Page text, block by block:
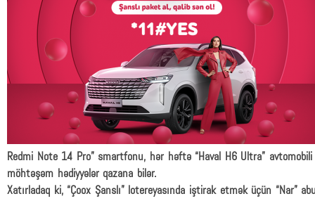
Redmi Note 14 Pro” smartfonu, hər həftə “Haval H6 Ultra”
möhtəşəm hədiyyələr qazana bilər.
Xatırladaq ki, “Çoox Şanslı” lotereyasında iştirak etmək üçün “Nar”